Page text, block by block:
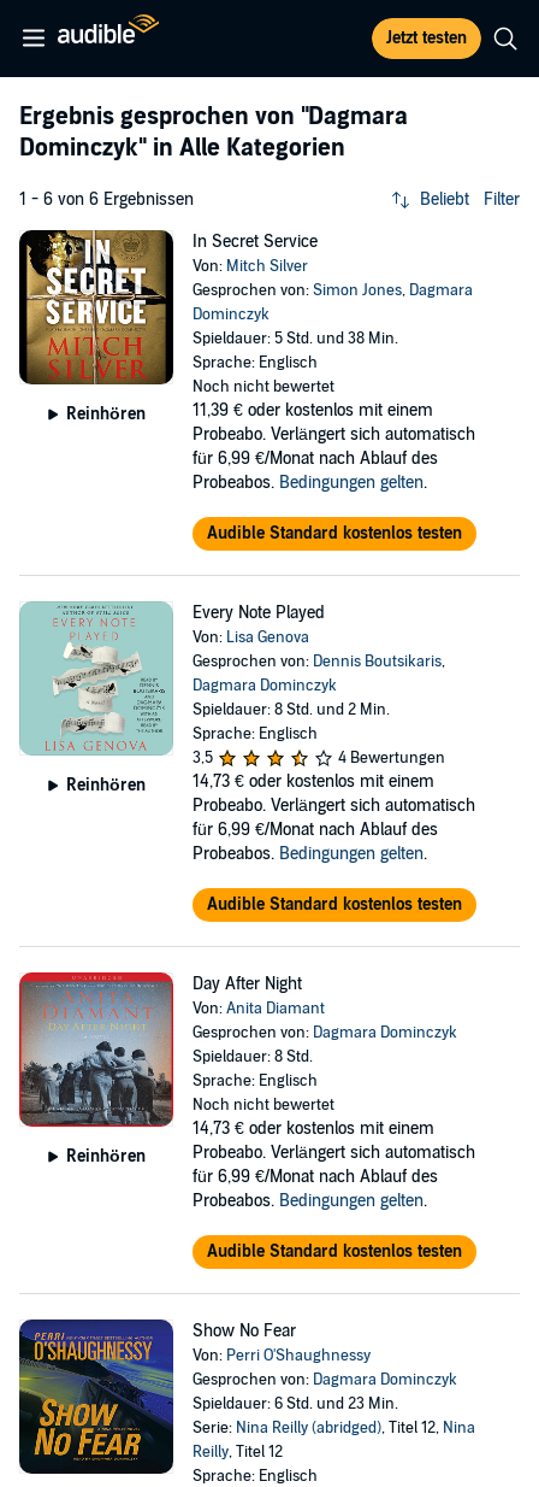
Jetzt testen
Ergebnis gesprochen von "Dagmara
Dominczyk" in Alle Kategorien
1 - 6 von 6 Ergebnissen Beliebt Filter
Reinhören
In Secret Service
Von: Mitch Silver
Gesprochen von:Simon Jones, Dagmara
Dominczyk
Spieldauer: 5 Std. und 38 Min.
Sprache: Englisch
Noch nicht bewertet
11,39 € oder kostenlos mit einem
Probeabo. Verlängert sich automatisch
für 6,99 €/Monat nach Ablauf des
Probeabos. Bedingungen gelten.
Audible Standard kostenlos testen
Reinhören
Every Note Played
Von: Lisa Genova
Gesprochen von: Dennis Boutsikaris,
Dagmara Dominczyk
Spieldauer: 8 Std. und 2 Min.
Sprache: Englisch
3,5
4 Bewertungen
14,73 € oder kostenlos mit einem
Probeabo. Verlängert sich automatisch
für 6,99 €/Monat nach Ablauf des
Probeabos. Bedingungen gelten.
Audible Standard kostenlos testen
Reinhören
Day After Night
Von:Anita Diamant
Gesprochen von: Dagmara Dominczyk
Spieldauer: 8 Std.
Sprache: Englisch
Noch nicht bewertet
14,73 € oder kostenlos mit einem
Probeabo. Verlängert sich automatisch
für 6,99 €/Monat nach Ablauf des
Probeabos. Bedingungen gelten.
Audible Standard kostenlos testen
Show No Fear
Von: Perri O'Shaughnessy
Gesprochen von: Dagmara Dominczyk
Spieldauer: 6 Std. und 23 Min.
Serie: Nina Reilly (abridged), Titel 12, Nina
Reilly, Titel 12
Sprache: Englisch